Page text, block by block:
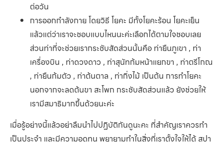
ต่อวัน
การออกกำลังกาย โดยวิธี โยคะ มีทั้งโยคะร้อน โยคะเย็น
แล้วแต่ว่าเราจะชอบแบบไหนนะค่ะเลือกได้ตามใจชอบเลย
ส่วนท่าที่จะช่วยเรากระชับสัดส่วนนั้นคือ ท่ายืนภูเขา , ท่า
เครื่องบิน , ท่าดวงดาว , ท่าสุนัทก้มหน้าแยกขา , ท่าตรีโกณ
, ท่ายืนก้มตัว , ท่าต้นตาล , ท่ากิ่งไม้ เป็นต้น การทำโยคะ
นอกจากจะลดต้นขา สะโพก กระชับสัดส่วนแล้ว ยังช่วยให้
เรามีสมาธิมากขึ้นด้วยนะค่ะ
เมื่อรู้อย่างนี้แล้วอย่าลืมนำไปปฏิบัติกันดูนะคะ ที่สำคัญเราควรทำ
เป็นประจำ และมีความอดทน พยายามทำในสิ่งที่เราตั้งใจให้ได้ สปา